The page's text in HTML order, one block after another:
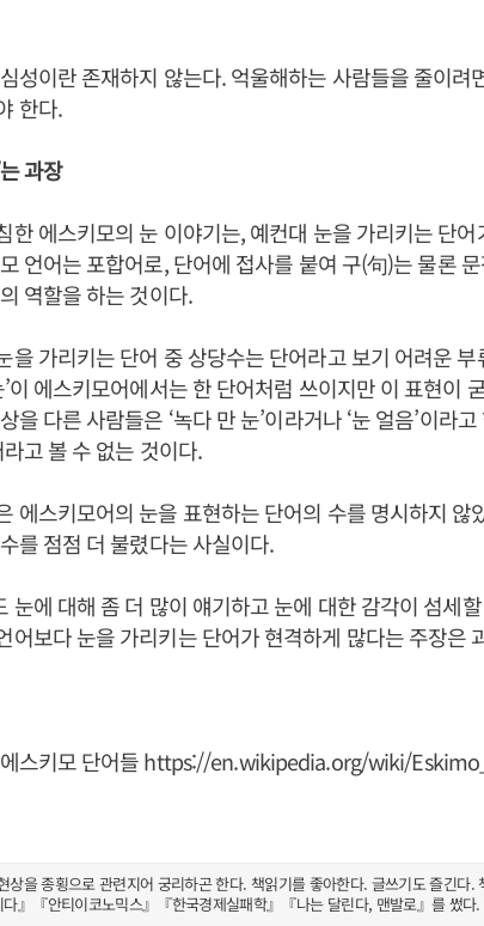
성이란 존재하지 않는다. 억울해하는 사람들을 줄이려
한다.
과장
한 에스키모의 눈 이야기는, 예컨대 눈을 가리키는 단
언어는 포합어로, 단어에 접사를 붙여 구(句)는 물론
역할을 하는 것이다.
을 가리키는 단어 중 상당수는 단어라고 보기 어려운 부
이 에스키모어에서는 한 단어처럼 쓰이지만 이 표현이
다른 사람들은 ‘녹다 만 눈’이라거나 ‘눈 얼음’이라고
고 볼 수 없는 것이다.
에스키모어의 눈을 표현하는 단어의 수를 명시하지 않
를 점점 더 불렸다는 사실이다.
눈에 대해 좀 더 많이 얘기하고 눈에 대한 감각이 섬세
어보다 눈을 가리키는 단어가 현격하게 많다는 주장은
스키모 단어들https://en.wikipedia.org/wiki/
상을 종횡으로 관련지어 궁리하곤 한다. 책읽기를 좋아한다. 글쓰기도 즐긴다.
』『안티이코노믹스』『한국경제실패학』『나는 달린다, 맨발로』를 썼다.